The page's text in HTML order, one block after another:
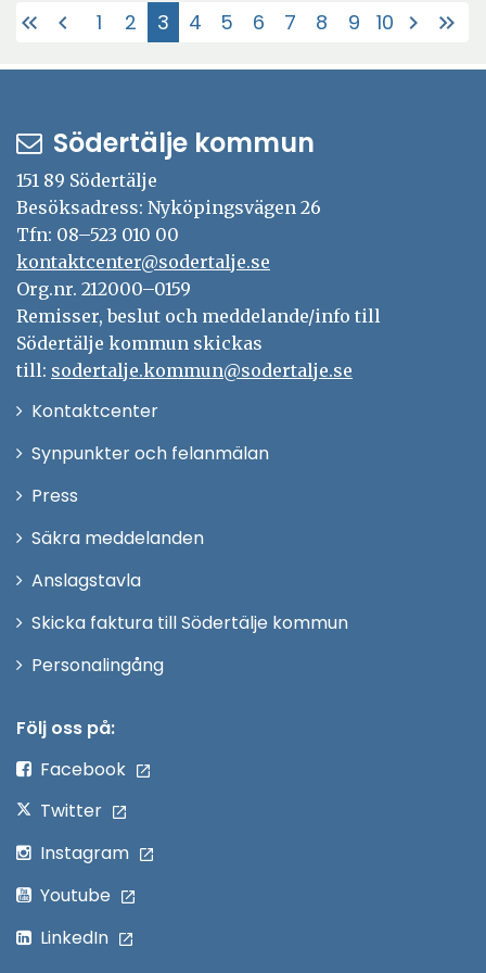
kommunens data.
keyboard_double_arrow_left chevron_left 1 2 3(Aktuell)
4 5 6 7 8 9 10 chevron_right keyboard_double_arrow_right
Södertälje kommun
151 89 Södertälje
Besöksadress: Nyköpingsvägen 26
Tfn: 08–523 010 00
kontaktcenter@sodertalje.se
Org.nr. 212000–0159
Remisser, beslut och meddelande/info till
Södertälje kommun skickas
till: sodertalje.kommun@sodertalje.se
KontaktcenterÖppna
Synpunkter och felanmälan
Press
fönster
Säkra meddelanden
Anslagstavla
Skicka faktura till Södertälje kommun
PersonalingångÖppna
Följ oss på:
Facebook
Twitter
Instagram
Youtube
LinkedIn